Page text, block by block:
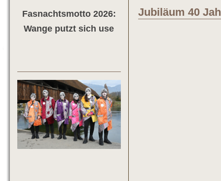
Fasnachtsmotto 2026:
Wange putzt sich use
Jubiläum 40